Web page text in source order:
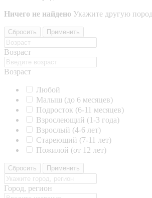
Ничего не найдено Укажите другую
Сбросить Применить
Возраст
Возраст
Любой
Малыш (до 6 месяцев)
Подросток (6-11 месяцев)
Взрослеющий (1-3 года)
Взрослый (4-6 лет)
Стареющий (7-11 лет)
Пожилой (от 12 лет)
Сбросить Применить
Город, регион